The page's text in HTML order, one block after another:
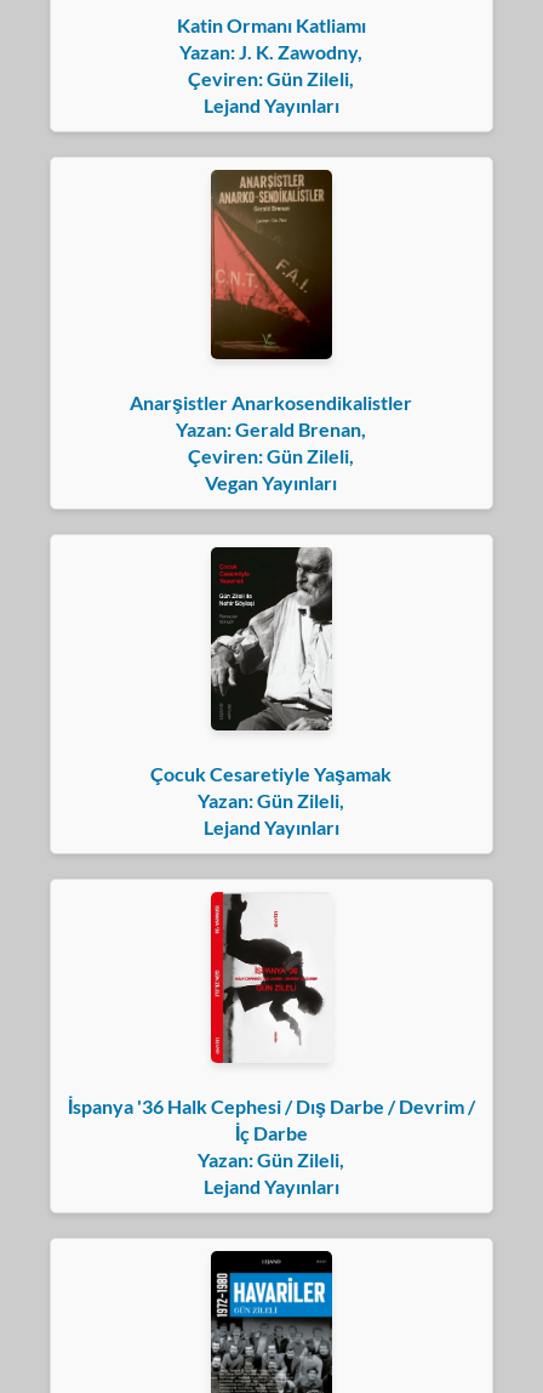
Katin Ormanı Katliamı
Yazan: J. K. Zawodny,
Çeviren: Gün Zileli,
Lejand Yayınları
Anarşistler Anarkosendikalistler
Yazan: Gerald Brenan,
Çeviren: Gün Zileli,
Vegan Yayınları
Çocuk Cesaretiyle Yaşamak
Yazan: Gün Zileli,
Lejand Yayınları
İspanya '36 Halk Cephesi / Dış Darbe / Devrim /
İç Darbe
Yazan: Gün Zileli,
Lejand Yayınları